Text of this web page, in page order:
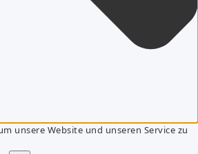
unsere Website und unseren Service zu